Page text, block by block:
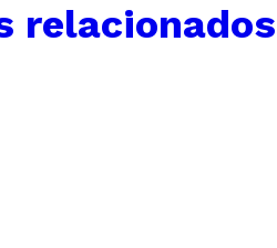
relacionados